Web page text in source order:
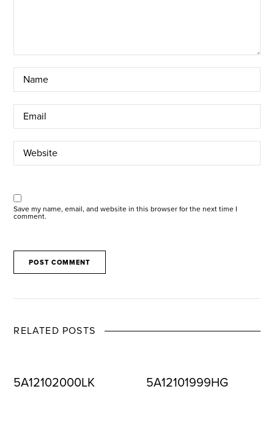
Save my name, email, and website in this browser for the next time I
comment.
RELATED POSTS
5A12102000LK 5A12101999HG